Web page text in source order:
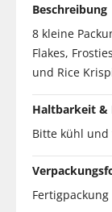
Beschreibung
8 kleine
Flakes,
und Rice
Haltbarkeit &
Bitte kühl und
Fertigpackung